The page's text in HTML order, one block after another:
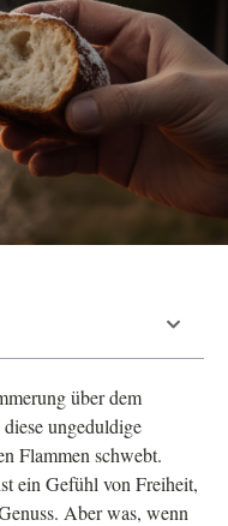
über dem
ungeduldige
Flammen schwebt.
ein Gefühl von Freiheit,
Aber was, wenn